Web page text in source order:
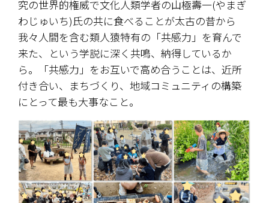
究の世界的権威で文化人類学者の山極壽一(やまぎ
わじゅいち)氏の共に食べることが太古の昔から
我々人間を含む類人猿特有の「共感力」を育んで
来た、という学説に深く共鳴、納得しているか
ら。「共感力」をお互いで高め合うことは、近所
付き合い、まちづくり、地域コミュニティの構築
にとって最も大事なこと。